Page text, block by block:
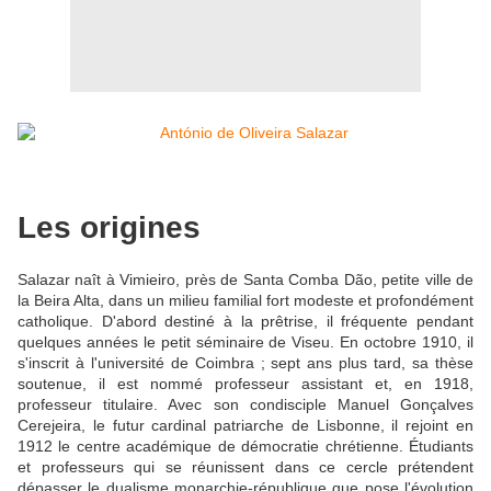
Les origines
Salazar naît à Vimieiro, près de Santa Comba Dão, petite ville de
la Beira Alta, dans un milieu familial fort modeste et profondément
catholique. D'abord destiné à la prêtrise, il fréquente pendant
quelques années le petit séminaire de Viseu. En octobre 1910, il
s'inscrit à l'université de Coimbra ; sept ans plus tard, sa thèse
soutenue, il est nommé professeur assistant et, en 1918,
professeur titulaire. Avec son condisciple Manuel Gonçalves
Cerejeira, le futur cardinal patriarche de Lisbonne, il rejoint en
1912 le centre académique de démocratie chrétienne. Étudiants
et professeurs qui se réunissent dans ce cercle prétendent
dépasser le dualisme monarchie-république que pose l'évolution